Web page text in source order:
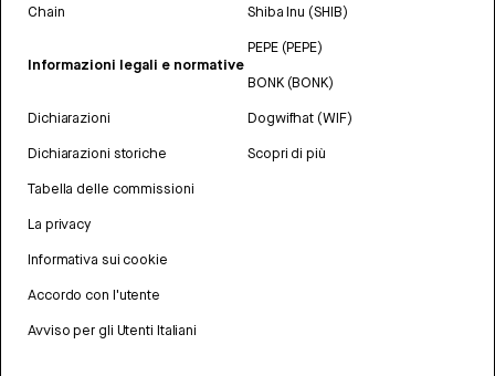
Chain
Informazioni legali e normative
Dichiarazioni
Dichiarazioni storiche
Tabella delle commissioni
La privacy
Informativa sui cookie
Accordo con l'utente
Avviso per gli Utenti Italiani
Shiba Inu (SHIB)
PEPE (PEPE)
BONK (BONK)
Dogwifhat (WIF)
Scopri di più